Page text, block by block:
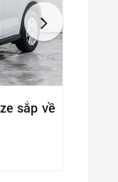
sắp về